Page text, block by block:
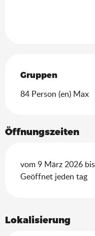
Gruppen
Gruppen
84 Person (en) Max
Öffnungszeiten
vom 9 März 2026
Geöffnet jeden tag
Lokalisierung